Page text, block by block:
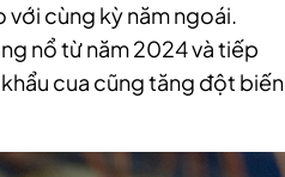
với cùng kỳ năm ngoái.
nổ từ năm 2024 và tiếp
cua cũng tăng đột biến